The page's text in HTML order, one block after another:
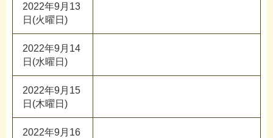
2022年9月13
日(火曜日)
2022年9月14
日(水曜日)
2022年9月15
日(木曜日)
2022年9月16